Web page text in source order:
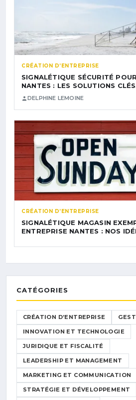
CRÉATION D’ENTREPRISE
SIGNALÉTIQUE SÉCURITÉ
NANTES : LES SOLUTIONS
DELPHINE LEMOINE
CRÉATION D’ENTREPRISE
SIGNALÉTIQUE MAGASIN
ENTREPRISE NANTES : NOS
CATÉGORIES
CRÉATION D’ENTREPRISE
INNOVATION ET TECHNOLOGIE
JURIDIQUE ET FISCALITÉ
LEADERSHIP ET MANAGEMENT
MARKETING ET COMMUNICATION
STRATÉGIE ET DÉVELOPPEMENT